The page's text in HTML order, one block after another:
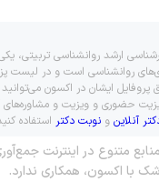
ارشد روانشناسی تربیتی،
روانشناسی است و در لیست
پروفایل ایشان در اکسون
حضوری و ویزیت و مشاوره‌های
آنلاین و نوبت دکتر استفاده
متنوع در اینترنت
با اکسون، همکاری ندارد.